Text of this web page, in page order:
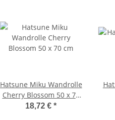
Hatsune Miku Wandrolle
Cherry Blossom 50 x 70
cm
18,72 € *